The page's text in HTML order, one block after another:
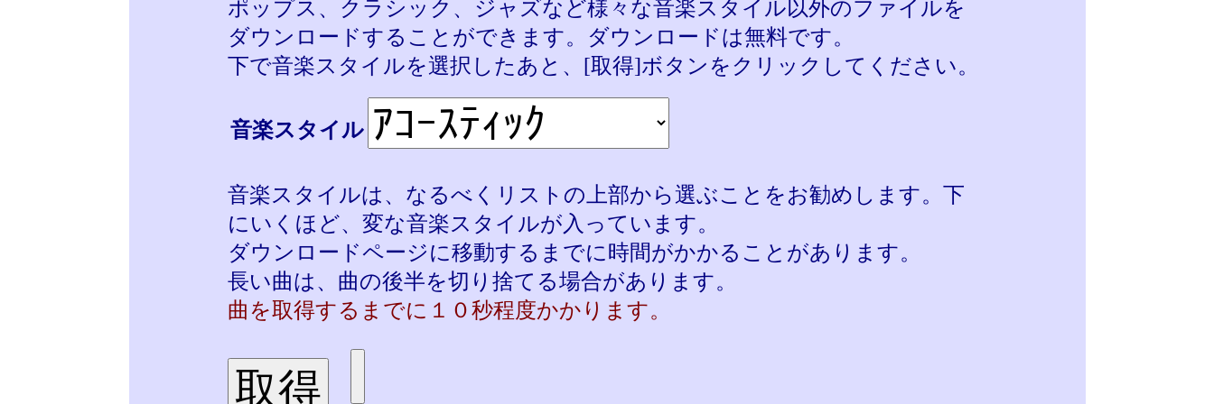
ポップス、クラシック、ジャズなど様々な音楽スタイル以外のファイルを
ダウンロードすることができます。ダウンロードは無料です。
下で音楽スタイルを選択したあと、[取得]ボタンをクリックしてください。
音楽スタイル
音楽スタイルは、なるべくリストの上部から選ぶことをお勧めします。下
にいくほど、変な音楽スタイルが入っています。
ダウンロードページに移動するまでに時間がかかることがあります。
長い曲は、曲の後半を切り捨てる場合があります。
曲を取得するまでに１０秒程度かかります。